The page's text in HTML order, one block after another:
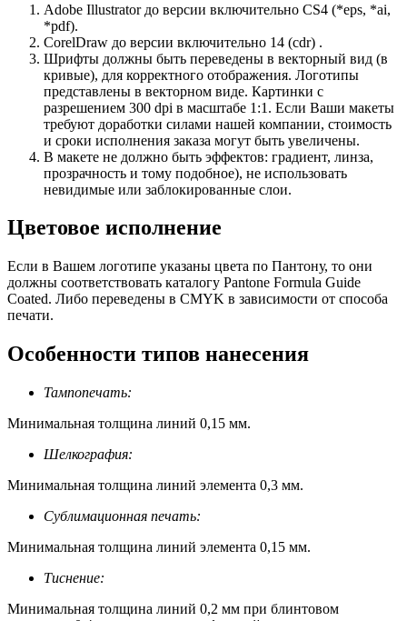
Adobe Illustrator до версии включительно CS4 (*eps, *ai,
*pdf).
CorelDraw до версии включительно 14 (cdr) .
Шрифты должны быть переведены в векторный вид (в
кривые), для корректного отображения. Логотипы
представлены в векторном виде. Картинки с
разрешением 300 dpi в масштабе 1:1. Если Ваши макеты
требуют доработки силами нашей компании, стоимость
и сроки исполнения заказа могут быть увеличены.
В макете не должно быть эффектов: градиент, линза,
прозрачность и тому подобное), не использовать
невидимые или заблокированные слои.
Цветовое исполнение
Если в Вашем логотипе указаны цвета по Пантону, то они
должны соответствовать каталогу Pantone Formula Guide
Coated. Либо переведены в CMYK в зависимости от способа
печати.
Особенности типов нанесения
Тампопечать:
Минимальная толщина линий 0,15 мм.
Шелкография:
Минимальная толщина линий элемента 0,3 мм.
Сублимационная печать:
Минимальная толщина линий элемента 0,15 мм.
Тиснение:
Минимальная толщина линий 0,2 мм при блинтовом